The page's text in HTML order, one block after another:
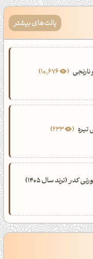
پالت‌های بیشتر
تیره 233
کدر (ترند سال 1405)